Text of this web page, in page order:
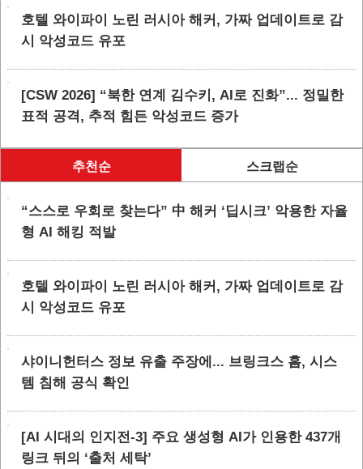
호텔 와이파이 노린 러시아 해커, 가짜 업데이트로 감
시 악성코드 유포
[CSW 2026] “북한 연계 김수키, AI로 진화”... 정밀한
표적 공격, 추적 힘든 악성코드 증가
추천순 스크랩순
“스스로 우회로 찾는다” 中 해커 ‘딥시크’ 악용한 자율
형 AI 해킹 적발
호텔 와이파이 노린 러시아 해커, 가짜 업데이트로 감
시 악성코드 유포
샤이니헌터스 정보 유출 주장에... 브링크스 홈, 시스
템 침해 공식 확인
[AI 시대의 인지전-3] 주요 생성형 AI가 인용한 437개
링크 뒤의 ‘출처 세탁’